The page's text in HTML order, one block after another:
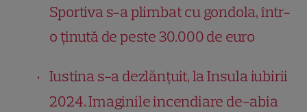
Sportiva s-a plimbat cu gondola, într-
o ținută de peste 30.000 de euro
Iustina s-a dezlănțuit, la Insula iubirii
2024. Imaginile incendiare de-abia